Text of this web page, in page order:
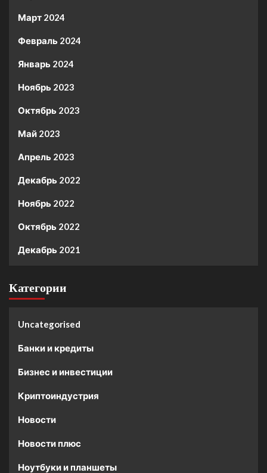
Март 2024
Февраль 2024
Январь 2024
Ноябрь 2023
Октябрь 2023
Май 2023
Апрель 2023
Декабрь 2022
Ноябрь 2022
Октябрь 2022
Декабрь 2021
Категории
Uncategorised
Банки и кредиты
Бизнес и инвестиции
Криптоиндустрия
Новости
Новости плюс
Ноутбуки и планшеты